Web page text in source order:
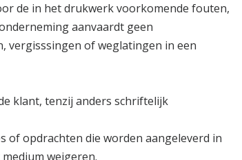
de in het drukwerk voorkomende fouten,
aanvaardt geen
vergisssingen of weglatingen in een
klant, tenzij anders schriftelijk
of opdrachten die worden aangeleverd in
weigeren.